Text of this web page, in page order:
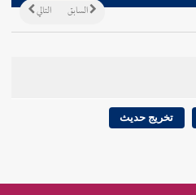
التالي السابق
تخريج حديث